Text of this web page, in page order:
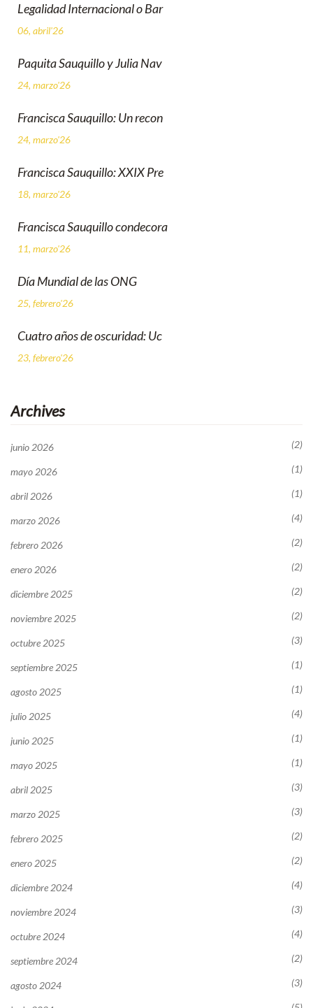
Legalidad Internacional o Bar
06, abril'26
Paquita Sauquillo y Julia Nav
24, marzo'26
Francisca Sauquillo: Un recon
24, marzo'26
Francisca Sauquillo: XXIX Pre
18, marzo'26
Francisca Sauquillo condecora
11, marzo'26
Día Mundial de las ONG
25, febrero'26
Cuatro años de oscuridad: Uc
23, febrero'26
Archives
junio 2026 (2)
mayo 2026 (1)
abril 2026 (1)
marzo 2026 (4)
febrero 2026 (2)
enero 2026 (2)
diciembre 2025 (2)
noviembre 2025 (2)
octubre 2025 (3)
septiembre 2025 (1)
agosto 2025 (1)
julio 2025 (4)
junio 2025 (1)
mayo 2025 (1)
abril 2025 (3)
marzo 2025 (3)
febrero 2025 (2)
enero 2025 (2)
diciembre 2024 (4)
noviembre 2024 (3)
octubre 2024 (4)
septiembre 2024 (2)
agosto 2024 (3)